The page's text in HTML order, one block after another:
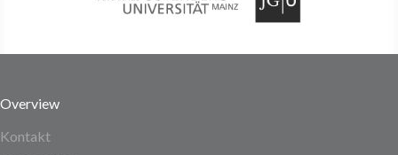
Overview
Kontakt